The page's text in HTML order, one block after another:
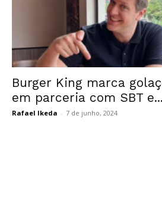
Burger King marca
em parceria com SBT e...
Rafael Ikeda - 7 de junho, 2024